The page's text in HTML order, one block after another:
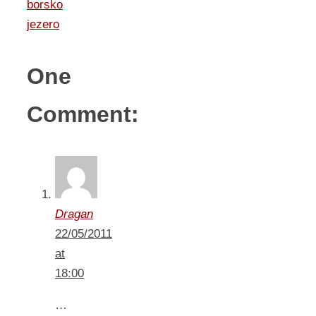
borsko
jezero
One
Comment:
Dragan
22/05/2011
at
18:00
…